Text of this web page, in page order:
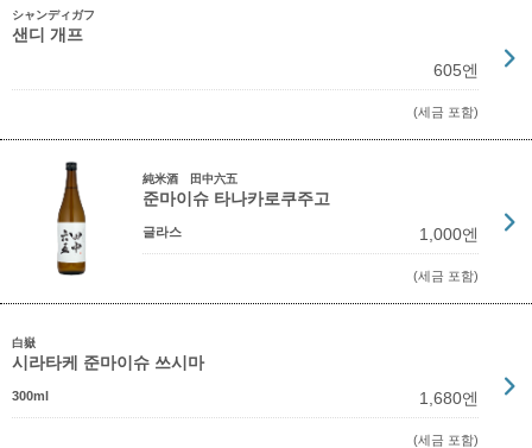
シャンディガフ
샌디 개프
605엔
(세금 포함)
純米酒 田中六五
준마이슈 타나카로쿠주고
글라스 1,000엔
(세금 포함)
白嶽
시라타케 준마이슈 쓰시마
300ml 1,680엔
(세금 포함)